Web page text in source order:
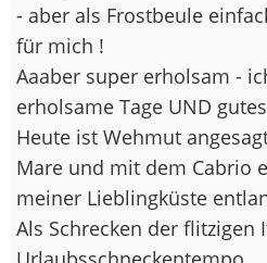
- aber als Frostbeule
für mich !
Aaaber super erholsam -
erholsame Tage UND
Heute ist Wehmut
Mare und mit dem Cabrio
meiner Lieblingküste
Als Schrecken der flitzigen